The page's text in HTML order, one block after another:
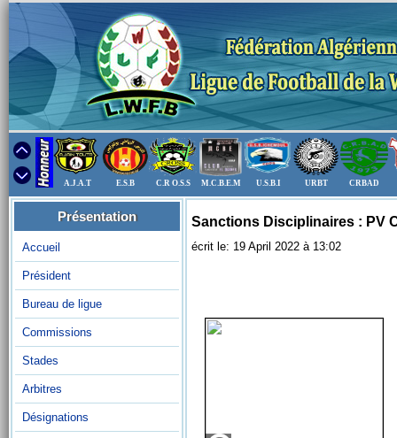
A.J.A.T E.S.B C.R O.S.S M.C.B.E.M U.S.B.I URBT CRBAD
Présentation
Accueil
Président
Bureau de ligue
Commissions
Stades
Arbitres
Désignations
Sanctions Disciplinaires : PV
écrit le: 19 April 2022 à 13:02